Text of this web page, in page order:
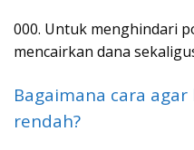
000. Untuk menghindari
mencairkan dana
Bagaimana cara
rendah?